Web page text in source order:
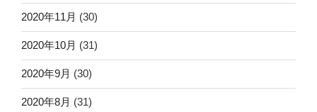
2020年11月 (30)
2020年10月 (31)
2020年9月 (30)
2020年8月 (31)